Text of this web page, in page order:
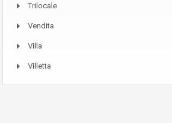
Trilocale
Vendita
Villa
Villetta